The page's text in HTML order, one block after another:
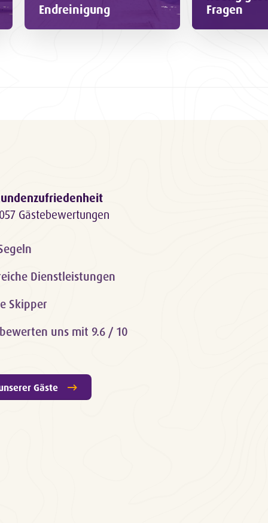
Endreinigung
Fragen
Gästebewertungen
Dienstleistungen
Skipper
uns mit 9.6 / 10
Gäste